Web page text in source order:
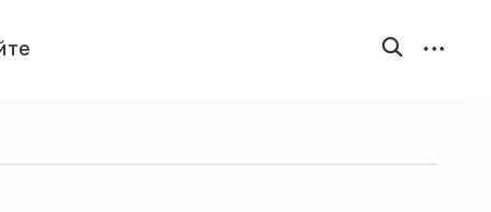
открыть
форму
открыть